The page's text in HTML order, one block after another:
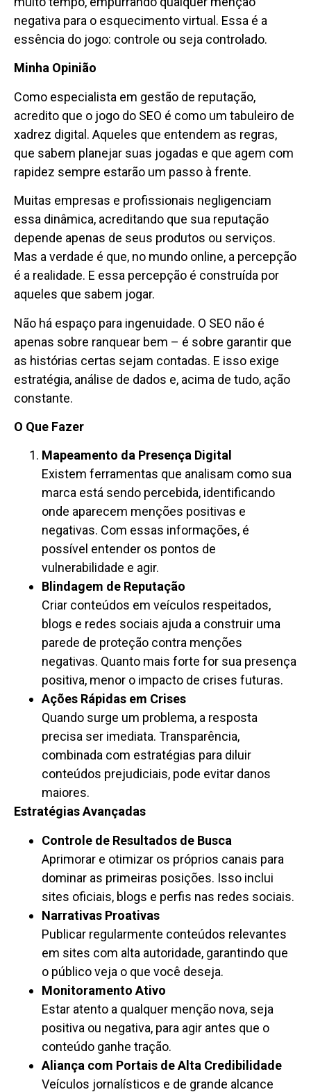
negativa para o esquecimento virtual. Essa é a
essência do jogo: controle ou seja controlado.
Minha Opinião
Como especialista em gestão de reputação,
acredito que o jogo do SEO é como um tabuleiro de
xadrez digital. Aqueles que entendem as regras,
que sabem planejar suas jogadas e que agem com
rapidez sempre estarão um passo à frente.
Muitas empresas e profissionais negligenciam
essa dinâmica, acreditando que sua reputação
depende apenas de seus produtos ou serviços.
Mas a verdade é que, no mundo online, a percepção
é a realidade. E essa percepção é construída por
aqueles que sabem jogar.
Não há espaço para ingenuidade. O SEO não é
apenas sobre ranquear bem – é sobre garantir que
as histórias certas sejam contadas. E isso exige
estratégia, análise de dados e, acima de tudo, ação
constante.
O Que Fazer
Mapeamento da Presença Digital
Existem ferramentas que analisam como sua
marca está sendo percebida, identificando
onde aparecem menções positivas e
negativas. Com essas informações, é
possível entender os pontos de
vulnerabilidade e agir.
Blindagem de Reputação
Criar conteúdos em veículos respeitados,
blogs e redes sociais ajuda a construir uma
parede de proteção contra menções
negativas. Quanto mais forte for sua presença
positiva, menor o impacto de crises futuras.
Ações Rápidas em Crises
Quando surge um problema, a resposta
precisa ser imediata. Transparência,
combinada com estratégias para diluir
conteúdos prejudiciais, pode evitar danos
maiores.
Estratégias Avançadas
Controle de Resultados de Busca
Aprimorar e otimizar os próprios canais para
dominar as primeiras posições. Isso inclui
sites oficiais, blogs e perfis nas redes sociais.
Narrativas Proativas
Publicar regularmente conteúdos relevantes
em sites com alta autoridade, garantindo que
o público veja o que você deseja.
Monitoramento Ativo
Estar atento a qualquer menção nova, seja
positiva ou negativa, para agir antes que o
conteúdo ganhe tração.
Aliança com Portais de Alta Credibilidade
Veículos jornalísticos e de grande alcance